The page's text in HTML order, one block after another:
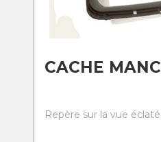
CACHE
Repère sur la vue